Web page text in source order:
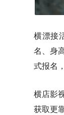
横漂接
名、身
式报名
横店影
获取更